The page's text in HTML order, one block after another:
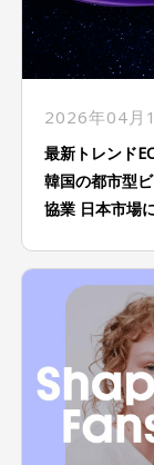
2026年04月
最新トレンド
韓国の都市型
協業 日本市場